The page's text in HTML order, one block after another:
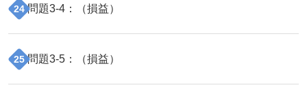
24 問題3-4 ：（損益）
25 問題3-5 ：（損益）